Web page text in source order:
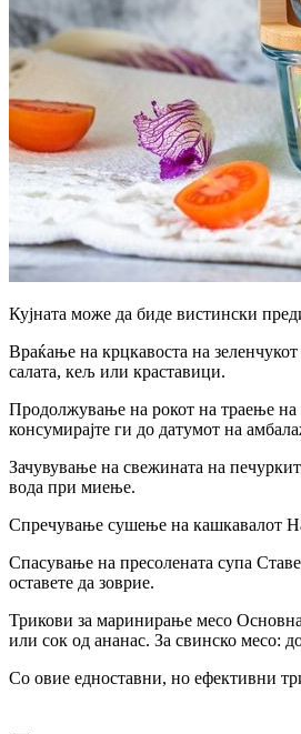
Кујната може да биде вистински
Враќање на крцкавоста на
салата, кељ или краставици.
Продолжување на рокот на траење на
консумирајте ги до датумот на
Зачувување на свежината на
вода при миење.
Спречување сушење на кашкавалот На
Спасување на пресолената супа
оставете да зоврие.
Трикови за маринирање месо
или сок од ананас. За свинско месо:
Со овие едноставни, но ефективни